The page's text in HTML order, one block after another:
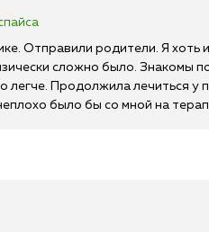
Отправили родители. Я
сложно было. Знакомы
легче. Продолжила лечиться у
было бы со мной на